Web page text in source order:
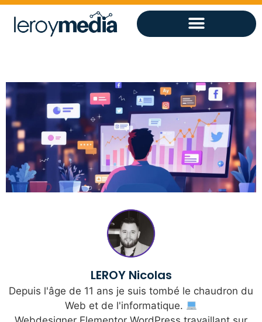
LEROY Nicolas
Depuis l'âge de 11 ans je suis tombé le chaudron du
Web et de l'informatique.